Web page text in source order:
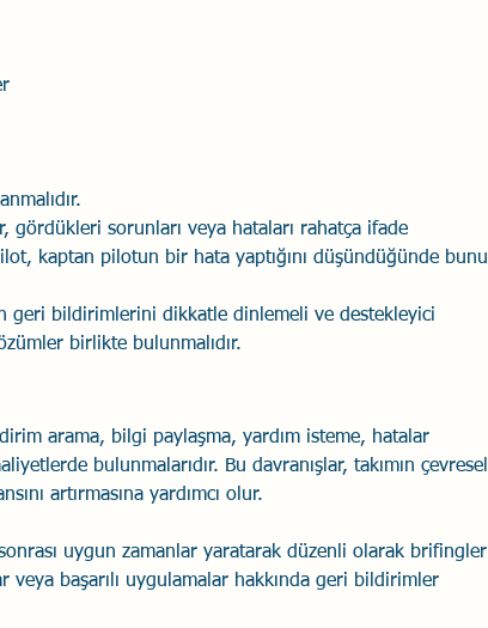
gördükleri sorunları veya hataları rahatça ifade
kaptan pilotun bir hata yaptığını düşündüğünde bunu
geri bildirimlerini dikkatle dinlemeli ve destekleyici
birlikte bulunmalıdır.
arama, bilgi paylaşma, yardım isteme, hatalar
bulunmalarıdır. Bu davranışlar, takımın çevresel
artırmasına yardımcı olur.
uygun zamanlar yaratarak düzenli olarak brifingler
veya başarılı uygulamalar hakkında geri bildirimler